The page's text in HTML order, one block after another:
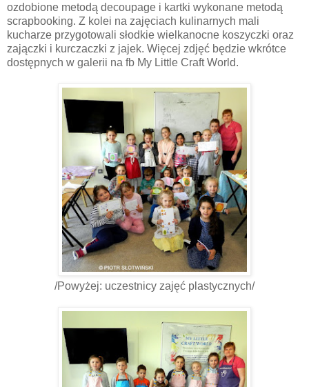
ozdobione metodą decoupage i kartki wykonane metodą
scrapbooking. Z kolei na zajęciach kulinarnych mali
kucharze przygotowali słodkie wielkanocne koszyczki oraz
zajączki i kurczaczki z jajek. Więcej zdjęć będzie wkrótce
dostępnych w galerii na fb My Little Craft World.
/Powyżej: uczestnicy zajęć plastycznych/